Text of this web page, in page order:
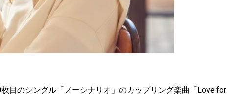
目のシングル「ノーシナリオ」のカップリング楽曲「Love for